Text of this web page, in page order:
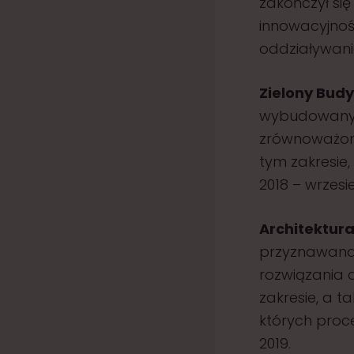
Zielony
tym
2018 –
Architektura
rozwiązania
zakresie, a
których
2019.